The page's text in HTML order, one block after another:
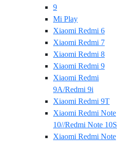
9
Mi Play
Xiaomi Redmi 6
Xiaomi Redmi 7
Xiaomi Redmi 8
Xiaomi Redmi 9
Xiaomi Redmi
9A/Redmi 9i
Xiaomi Redmi 9T
Xiaomi Redmi Note
10//Redmi Note 10S
Xiaomi Redmi Note